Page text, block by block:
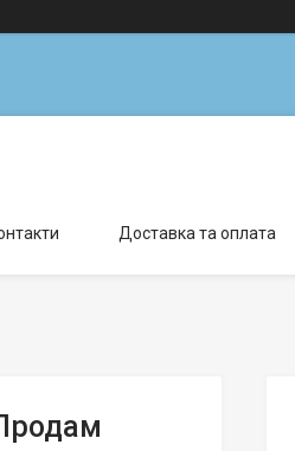
Доставка та оплата